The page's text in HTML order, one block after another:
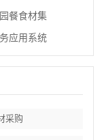
餐食材集
应用系统
采购